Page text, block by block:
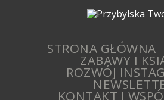
STRONA GŁÓWNA
ZABAWY I
ROZWÓJ
KONTAKT I